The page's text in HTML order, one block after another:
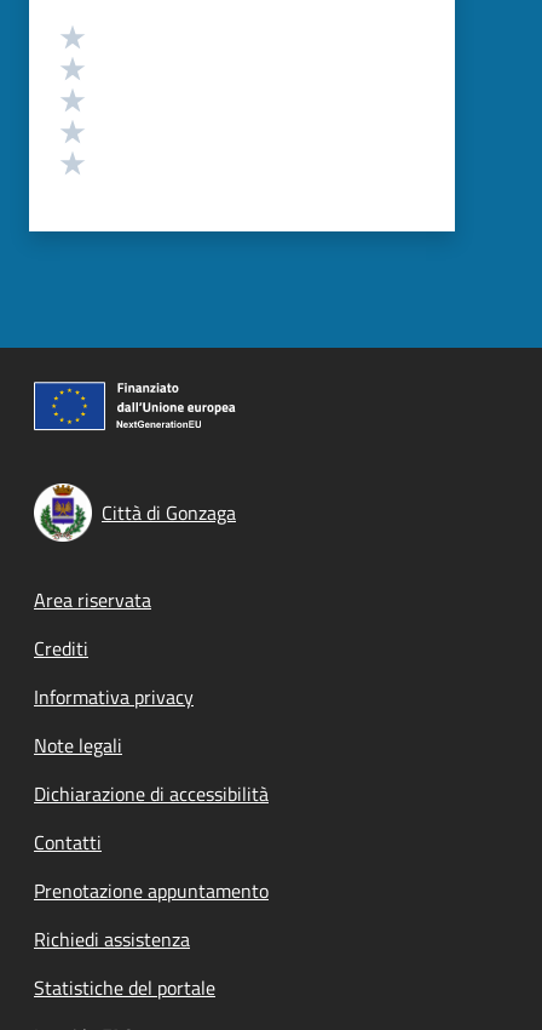
Valutazione
Città di Gonzaga
Footer menu
Area riservata
Crediti
Informativa privacy
Note legali
Dichiarazione di accessibilità
Contatti
Prenotazione appuntamento
Richiedi assistenza
Statistiche del portale